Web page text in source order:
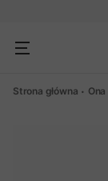
Strona główna Ona